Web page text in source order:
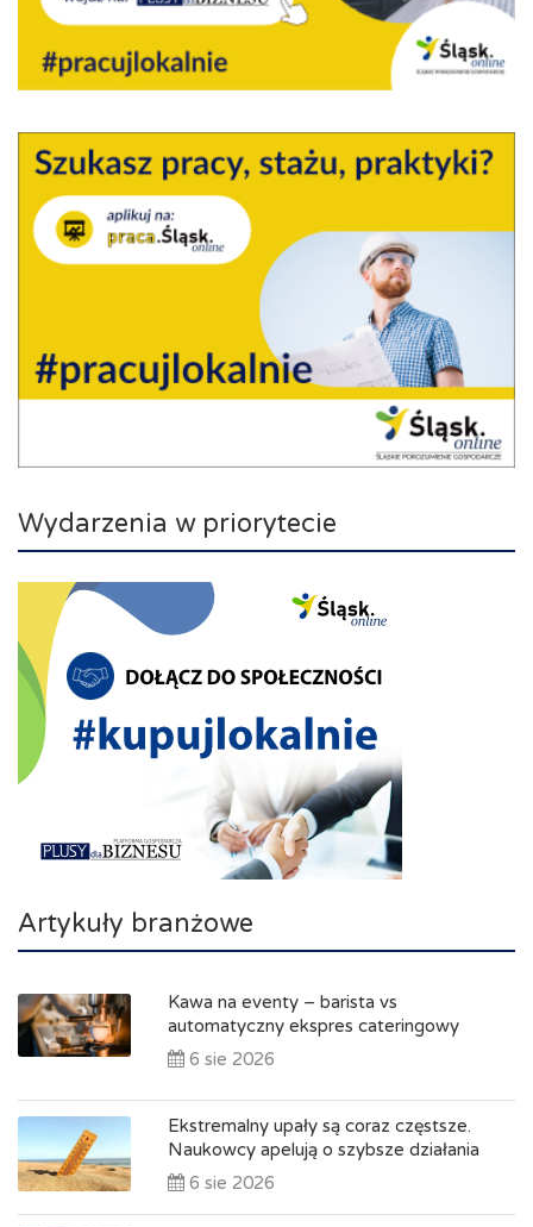
Wydarzenia w priorytecie
Artykuły branżowe
Kawa na eventy – barista vs
automatyczny ekspres cateringowy
6 sie 2026
Ekstremalny upały są coraz częstsze.
Naukowcy apelują o szybsze działania
6 sie 2026